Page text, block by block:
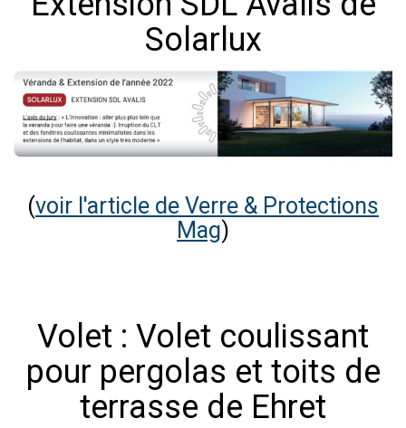
Solarlux
(voir l'article de Verre & Protections
Mag)
Volet : Volet coulissant
pour pergolas et toits de
terrasse de Ehret